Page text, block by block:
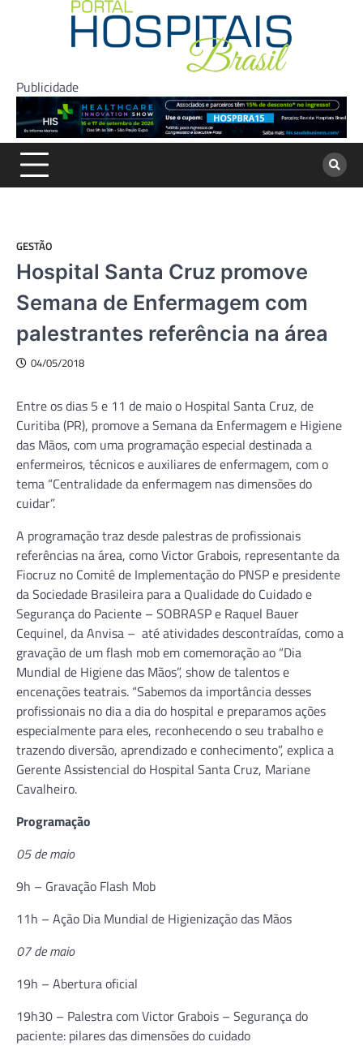
Publicidade
GESTÃO
Hospital Santa Cruz promove
Semana de Enfermagem com
palestrantes referência na área
04/05/2018
Entre os dias 5 e 11 de maio o Hospital Santa Cruz, de
Curitiba (PR), promove a Semana da Enfermagem e Higiene
das Mãos, com uma programação especial destinada a
enfermeiros, técnicos e auxiliares de enfermagem, com o
tema “Centralidade da enfermagem nas dimensões do
cuidar”.
A programação traz desde palestras de profissionais
referências na área, como Victor Grabois, representante da
Fiocruz no Comitê de Implementação do PNSP e presidente
da Sociedade Brasileira para a Qualidade do Cuidado e
Segurança do Paciente – SOBRASP e Raquel Bauer
Cequinel, da Anvisa – até atividades descontraídas, como a
gravação de um flash mob em comemoração ao “Dia
Mundial de Higiene das Mãos”, show de talentos e
encenações teatrais. “Sabemos da importância desses
profissionais no dia a dia do hospital e preparamos ações
especialmente para eles, reconhecendo o seu trabalho e
trazendo diversão, aprendizado e conhecimento”, explica a
Gerente Assistencial do Hospital Santa Cruz, Mariane
Cavalheiro.
Programação
05 de maio
9h – Gravação Flash Mob
11h – Ação Dia Mundial de Higienização das Mãos
07 de maio
19h – Abertura oficial
19h30 – Palestra com Victor Grabois – Segurança do
paciente: pilares das dimensões do cuidado